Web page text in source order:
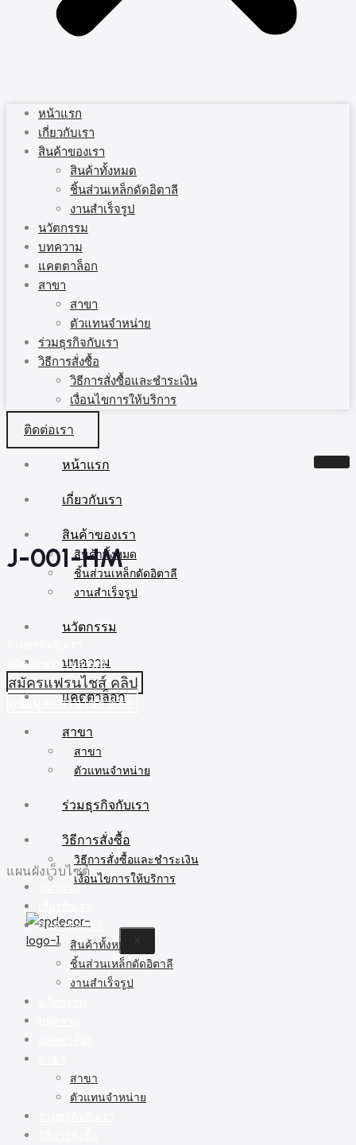
หน้าแรก
เกี่ยวกับเรา
สินค้าของเรา
สินค้าทั้งหมด
ชิ้นส่วนเหล็กดัดอิตาลี
งานสำเร็จรูป
นวัตกรรม
บทความ
แคตตาล็อก
สาขา
สาขา
ตัวแทนจำหน่าย
ร่วมธุรกิจกับเรา
วิธีการสั่งซื้อ
วิธีการสั่งซื้อและชำระเงิน
เงื่อนไขการให้บริการ
ติดต่อเรา
หน้าแรก
เกี่ยวกับเรา
สินค้าของเรา
สินค้าทั้งหมด
ชิ้นส่วนเหล็กดัดอิตาลี
งานสำเร็จรูป
นวัตกรรม
บทความ
แคตตาล็อก
สาขา
สาขา
ตัวแทนจำหน่าย
ร่วมธุรกิจกับเรา
วิธีการสั่งซื้อ
วิธีการสั่งซื้อและชำระเงิน
เงื่อนไขการให้บริการ
J-001-HM
สมัครแฟรนไชส์วันนี้
สมัครแฟรนไชส์ คลิป
ดูข้อมูลแฟรนไชส์ คลิก
แผนผังเว็บไซต์
หน้าแรก
สินค้าของเรา
สินค้าทั้งหมด
ชิ้นส่วนเหล็กดัดอิตาลี
งานสำเร็จรูป
สาขา
ตัวแทนจำหน่าย